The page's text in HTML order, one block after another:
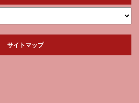
サイトマップ